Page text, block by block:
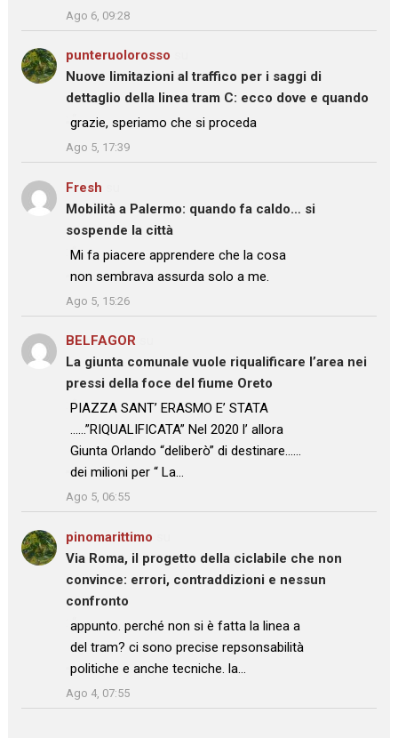
Ago 6, 09:28
punteruolorosso
Nuove limitazioni al traffico per i saggi di
dettaglio della linea tram C: ecco dove e quando
: “
grazie, speriamo che si proceda
”
Ago 5, 17:39
Fresh
Mobilità a Palermo: quando fa caldo… si
sospende la città
: “
Mi fa piacere apprendere che la cosa
non sembrava assurda solo a me.
”
Ago 5, 15:26
BELFAGOR
La giunta comunale vuole riqualificare l’area nei
pressi della foce del fiume Oreto
: “PIAZZA SANT’ ERASMO E’ STATA
……”RIQUALIFICATA” Nel 2020 l’ allora
Giunta Orlando “deliberò” di destinare……
dei milioni per “ La…
”
Ago 5, 06:55
pinomarittimo
Via Roma, il progetto della ciclabile che non
convince: errori, contraddizioni e nessun
confronto
: “
appunto. perché non si è fatta la linea a
del tram? ci sono precise repsonsabilità
politiche e anche tecniche. la…
”
Ago 4, 07:55